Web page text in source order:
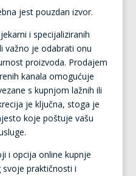
jest pouzdan izvor.
i specijaliziranih
važno je odabrati onu
proizvoda. Prodajem
kanala omogućuje
s kupnjom lažnih ili
je ključna, stoga je
koje poštuje vašu
i opcija online kupnje
praktičnosti i